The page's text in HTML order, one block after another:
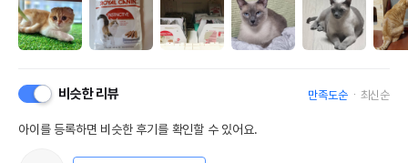
비슷한 리뷰 만족도순 최신순
아이를 등록하면 비슷한 후기를 확인할 수 있어요.